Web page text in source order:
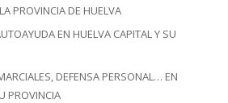
PROVINCIA DE HUELVA
EN HUELVA CAPITAL Y SU
DEFENSA PERSONAL… EN
PROVINCIA